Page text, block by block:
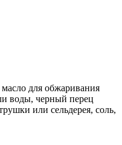
для обжаривания
воды, черный перец
или сельдерея, соль,